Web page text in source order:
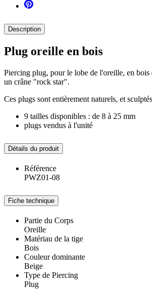
Description
Plug oreille en bois
Piercing plug, pour le lobe de l'oreille, en bois
un crâne "rock star".
Ces plugs sont entièrement naturels, et
9 tailles disponibles : de 8 à 25 mm
plugs vendus à l'unité
Détails du produit
Référence
PWZ01-08
Fiche technique
Partie du Corps
Oreille
Matériau de la tige
Bois
Couleur dominante
Beige
Type de Piercing
Plug